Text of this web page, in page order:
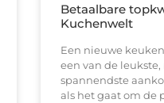
Betaalbare
Kuchenwelt
Een nieuwe
een van de leukste,
spannendste
als het gaat om de